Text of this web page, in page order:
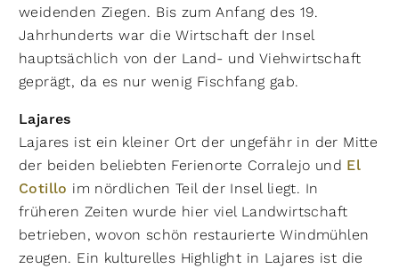
weidenden Ziegen. Bis zum Anfang des 19.
Jahrhunderts war die Wirtschaft der Insel
hauptsächlich von der Land- und Viehwirtschaft
geprägt, da es nur wenig Fischfang gab.
Lajares
Lajares ist ein kleiner Ort der ungefähr in der Mitte
der beiden beliebten Ferienorte Corralejo und El
Cotillo im nördlichen Teil der Insel liegt. In
früheren Zeiten wurde hier viel Landwirtschaft
betrieben, wovon schön restaurierte Windmühlen
zeugen. Ein kulturelles Highlight in Lajares ist die